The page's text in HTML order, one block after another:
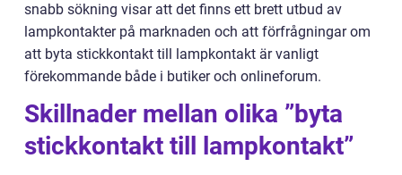
snabb sökning visar att det finns ett brett utbud av
lampkontakter på marknaden och att förfrågningar om
att byta stickkontakt till lampkontakt är vanligt
förekommande både i butiker och onlineforum.
Skillnader mellan olika ”byta
stickkontakt till lampkontakt”